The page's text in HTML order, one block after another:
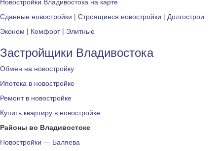
Сданные новостройки | Строящиеся новостройки | Долгострои
Эконом | Комфорт| Элитные
Застройщики Владивостока
Обмен на новостройку
Ипотека в новостройке
Ремонт в новостройке
Купить квартиру в новостройке
Районы во Владивостоке
Новостройки — Баляева